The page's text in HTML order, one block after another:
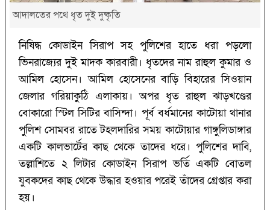
আদালতের পথে ধৃত দুই দুষ্কৃতি
নিষিদ্ধ কোডাইন সিরাপ সহ পুলিশের হাতে ধরা পড়লো
ভিনরাজ্যের দুই মাদক কারবারী। ধৃতদের নাম রাহুল কুমার ও
আমিল হোসেন। আমিল হোসেনের বাড়ি বিহারের সিওয়ান
জেলার গরিয়াকুঠি এলাকায়। অপর ধৃত রাহুল ঝাড়খণ্ডের
বোকারো স্টিল সিটির বাসিন্দা। পূর্ব বর্ধমানের কাটোয়া থানার
পুলিশ সোমবর রাতে টহলদারির সময় কাটোয়ার গাঙ্গুলিডাঙ্গার
একটি কালভার্টের কাছ থেকে তাদের ধরে। পুলিশের দাবি,
তল্লাশিতে ২ লিটার কোডাইন সিরাপ ভর্তি একটি বোতল
যুবকদের কাছ থেকে উদ্ধার হওয়ার পরেই তাঁদের গ্রেপ্তার করা
হয়।